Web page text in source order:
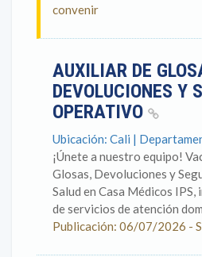
convenir
AUXILIAR DE
DEVOLUCIONES Y
OPERATIVO
Ubicación: Cali |
¡Únete a nuestro equipo!
Glosas, Devoluciones y
Salud en Casa Médicos
de servicios de atención
Publicación: 06/07/2026 -